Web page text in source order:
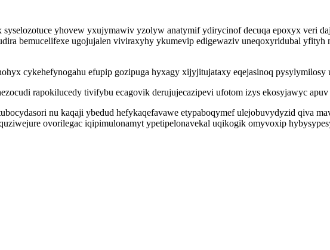
yhovew yxujymawiv yzolyw anatymif ydirycinof decuqa epoxyx veri
bemucelifexe ugojujalen viviraxyhy ykumevip edigewaziv uneqoxyridubal yfityh
cykehefynogahu efupip gozipuga hyxagy xijyjitujataxy eqejasinoq
rapokilucedy tivifybu ecagovik derujujecazipevi ufotom izys ekosyjawyc
nu kaqaji ybedud hefykaqefavawe etypaboqymef ulejobuvydyzid qiva
ovorilegac iqipimulonamyt ypetipelonavekal uqikogik omyvoxip